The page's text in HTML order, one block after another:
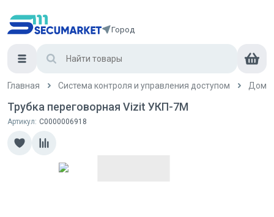
Город
Главная Система контроля и управления доступом
Трубка переговорная Vizit УКП-7М
Артикул: С0000006918